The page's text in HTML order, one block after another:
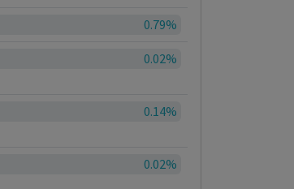
0.79%
0.02%
0.14%
0.02%